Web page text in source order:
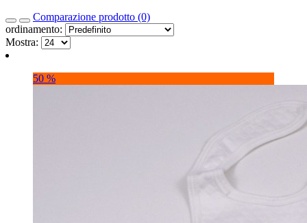
Comparazione prodotto (0)
ordinamento:
Mostra:
50 %